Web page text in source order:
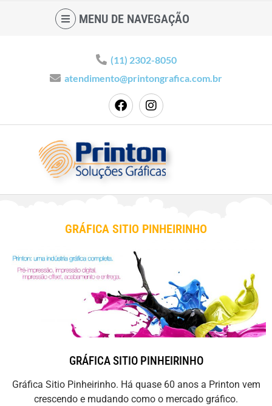
MENU DE NAVEGAÇÃO
(11) 2302-8050
atendimento@printongrafica.com.br
GRÁFICA SITIO PINHEIRINHO
GRÁFICA SITIO PINHEIRINHO
Gráfica Sitio Pinheirinho. Há quase 60 anos a Printon vem
crescendo e mudando como o mercado gráfico.